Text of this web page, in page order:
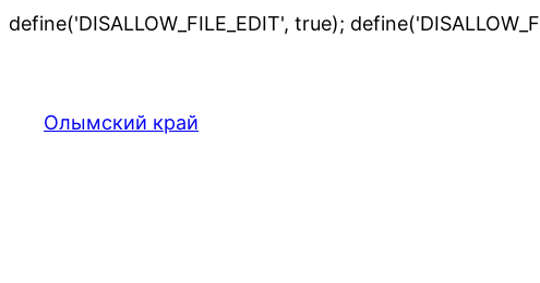
define('DISALLOW_FILE_EDIT', true);
Олымский край